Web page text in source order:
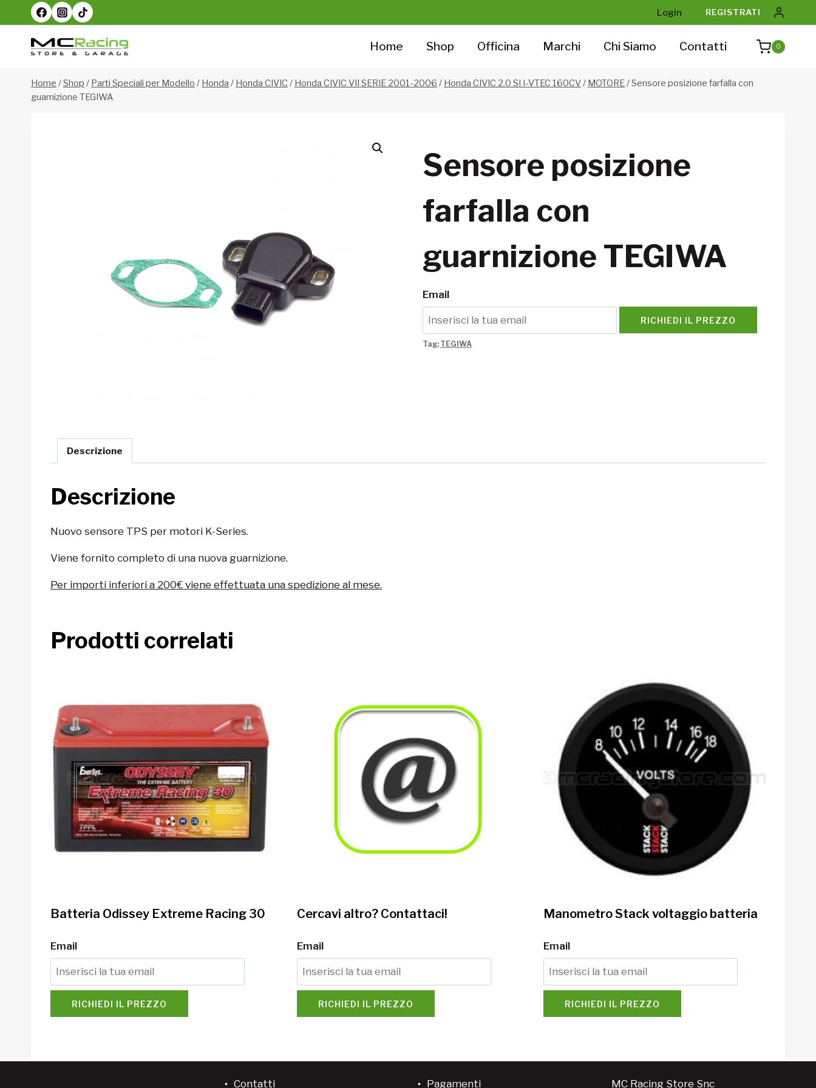
al
contenuto
Login REGISTRATI
Home Shop Officina Marchi Chi Siamo Contatti 0
Home /Shop / Parti Speciali per Modello / Honda / Honda CIVIC / Honda CIVIC VII SERIE 2001-2006 / Honda CIVIC 2.0 SI I-VTEC 160CV/ MOTORE/Sensore posizione farfalla con
guarnizione TEGIWA
Sensore posizione
farfalla con
guarnizione TEGIWA
Email
RICHIEDI IL PREZZO
Tag: TEGIWA
Descrizione
Descrizione
Nuovo sensore TPS per motori K-Series.
Viene fornito completo di una nuova guarnizione.
Per importi inferiori a 200€ viene effettuata una spedizione al mese.
Prodotti correlati
Batteria Odissey Extreme Racing 30
Email
RICHIEDI IL PREZZO
Cercavi altro? Contattaci!
Email
RICHIEDI IL PREZZO
Manometro Stack voltaggio batteria
Email
RICHIEDI IL PREZZO
Contatti Pagamenti MC Racing Store Snc